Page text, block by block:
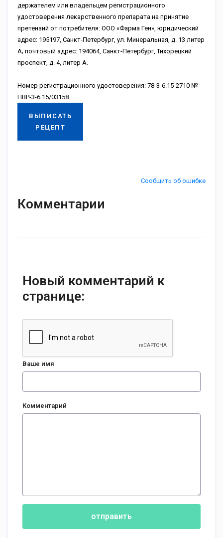
держателем или владельцем регистрационного
удостоверения лекарственного препарата на принятие
претензий от потребителя: ООО «Фарма Ген», юридический
адрес: 195197, Санкт-Петербург, ул. Минеральная, д. 13 литер
А; почтовый адрес: 194064, Санкт-Петербург, Тихорецкий
проспект, д. 4, литер А.
Номер регистрационного удостоверения: 78-3-6.15-2710 №
ПВР-3-6.15/03158
ВЫПИСАТЬ
РЕЦЕПТ
Сообщить об ошибке
Комментарии
Новый комментарий к
странице:
Ваше имя
Комментарий
отправить